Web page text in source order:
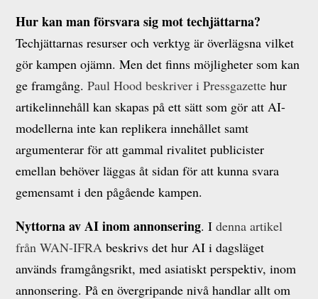
Hur kan man försvara sig mot techjättarna?
Techjättarnas resurser och verktyg är överlägsna vilket
gör kampen ojämn. Men det finns möjligheter som kan
ge framgång.Paul Hood beskriver i Pressgazette hur
artikelinnehåll kan skapas på ett sätt som gör att AI-
modellerna inte kan replikera innehållet samt
argumenterar för att gammal rivalitet publicister
emellan behöver läggas åt sidan för att kunna svara
gemensamt i den pågående kampen.
Nyttorna av AI inom annonsering. Idenna artikel
från WAN-IFRA beskrivs det hur AI i dagsläget
används framgångsrikt, med asiatiskt perspektiv, inom
annonsering. På en övergripande nivå handlar allt om